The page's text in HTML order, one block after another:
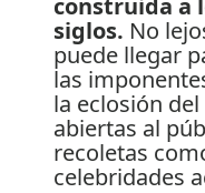
siglos. No
puede llegar
las
la eclosión
abiertas al
recoletas
celebridades